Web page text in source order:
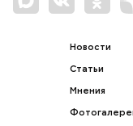
Новости
Статьи
Мнения